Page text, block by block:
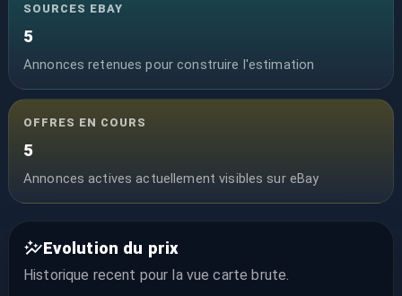
SOURCES EBAY
5
Annonces retenues pour construire l'estimation
OFFRES EN COURS
5
Annonces actives actuellement visibles sur eBay
Evolution du prix
Historique recent pour la vuecarte brute.